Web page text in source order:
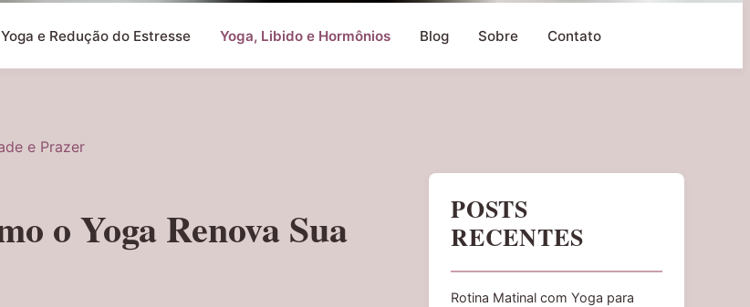
Yoga e Redução do Estresse Yoga, Libido e Hormônios Blog Sobre Contato
e Prazer
o Yoga Renova Sua
POSTS
RECENTES
Rotina Matinal com Yoga para